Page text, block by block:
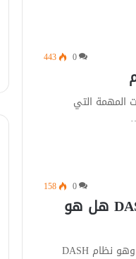
0
443
المهمة التي
0
158
نظام غذائى لخفض ضغط الدم | نظام DASH هل هو
نصحني أحد الأصدقاء باتباع نظام غذائى لخفض ضغط الدم وهو نظام DASH